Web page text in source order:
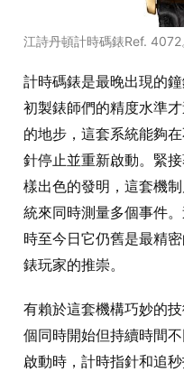
江詩丹頓計時碼錶Ref. 4072
計時碼錶是最晚出現的
初製錶師們的精度水準
的地步，這套系統能夠
針停止並重新啟動。緊
樣出色的發明，這套機
統來同時測量多個事件
時至今日它仍舊是最精
錶玩家的推崇。
有賴於這套機構巧妙的
個同時開始但持續時間
啟動時，計時指針和追